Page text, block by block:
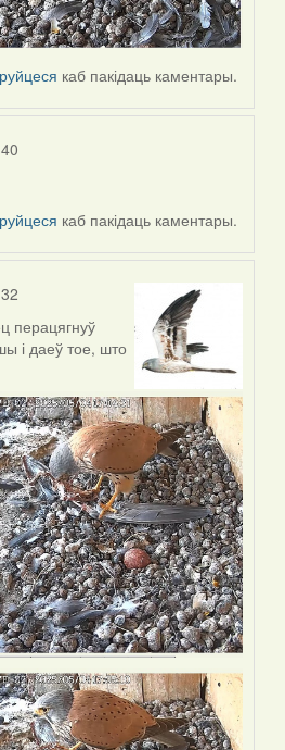
каб пакідаць каментары.
каб пакідаць каментары.
перацягнуў
і даеў тое, што